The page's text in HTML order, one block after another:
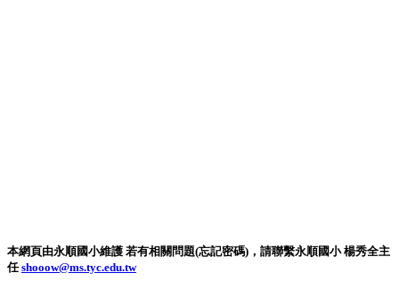
本網頁由永順國小維護 若有相關問題(忘記密碼)，請聯繫永順國小 楊秀全主
任shooow@ms.tyc.edu.tw